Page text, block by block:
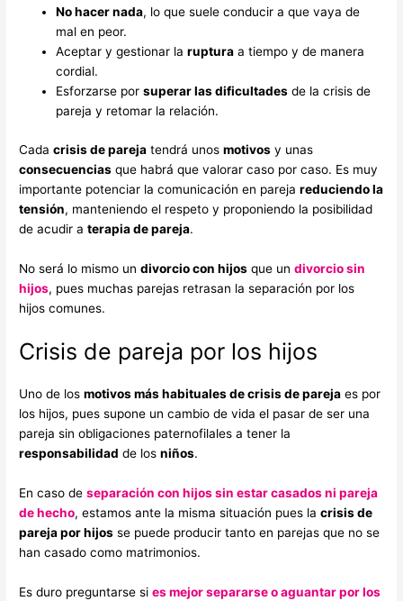
No hacer nada, lo que suele conducir a que vaya de
mal en peor.
Aceptar y gestionar laruptura a tiempo y de manera
cordial.
Esforzarse porsuperar las dificultades de la crisis de
pareja y retomar la relación.
Cadacrisis de pareja tendrá unosmotivos y unas
consecuencias que habrá que valorar caso por caso. Es muy
importante potenciar la comunicación en parejareduciendo la
tensión, manteniendo el respeto y proponiendo la posibilidad
de acudir aterapia de pareja.
No será lo mismo undivorcio con hijos que undivorcio sin
hijos, pues muchas parejas retrasan la separación por los
hijos comunes.
Crisis de pareja por los hijos
Uno de losmotivos más habituales de crisis de pareja es por
los hijos, pues supone un cambio de vida el pasar de ser una
pareja sin obligaciones paternofilales a tener la
responsabilidad de losniños.
En caso deseparación con hijos sin estar casados ni pareja
de hecho, estamos ante la misma situación pues lacrisis de
pareja por hijos se puede producir tanto en parejas que no se
han casado como matrimonios.
Es duro preguntarse sies mejor separarse o aguantar por los